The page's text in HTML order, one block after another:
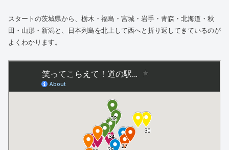
スタートの茨城県から、栃木・福島・宮城・岩手・青森・北海道・秋
田・山形・新潟と、日本列島を北上して西へと折り返してきているのが
よくわかります。